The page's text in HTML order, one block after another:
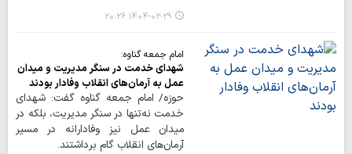
۱۴۰۴-۰۲-۲۹ ۲۰:۲۶
امام جمعه گناوه:
شهدای خدمت در سنگر مدیریت و میدان
عمل به آرمان‌های انقلاب وفادار بودند
حوزه/ امام جمعه گناوه گفت: شهدای
خدمت نه‌تنها در سنگر مدیریت، بلکه در
میدان عمل نیز وفادارانه در مسیر
آرمان‌های انقلاب گام برداشتند.